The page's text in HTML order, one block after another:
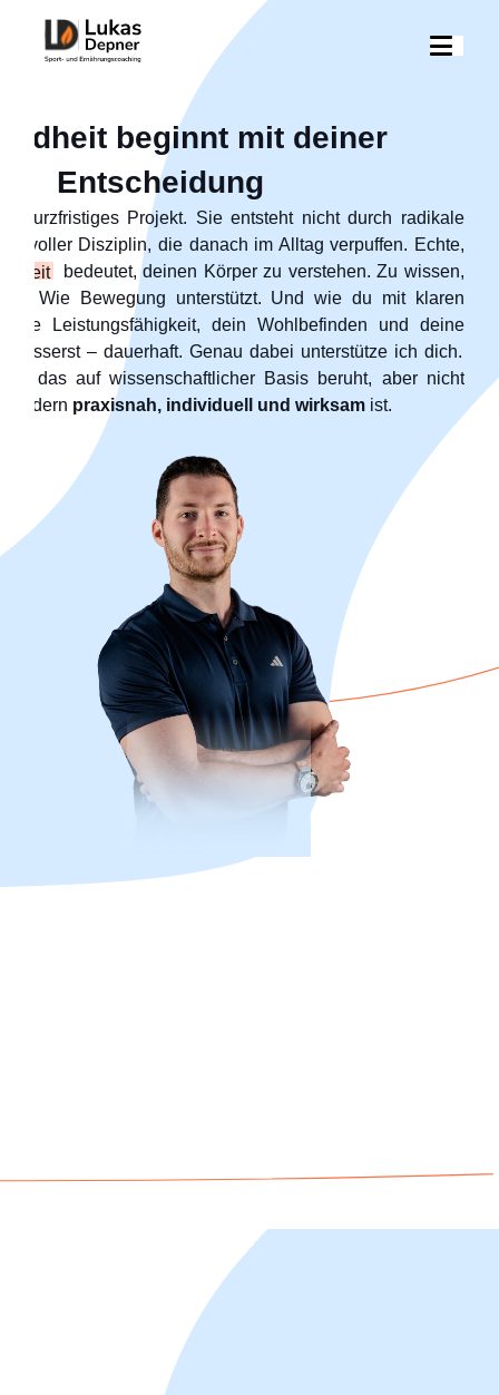
Lukas Depner Coaching
beginnt mit deiner
Entscheidung
kurzfristiges Projekt. Sie entsteht nicht durch radikale
voller Disziplin, die danach im Alltag verpuffen. Echte,
bedeutet, deinen Körper zu verstehen. Zu wissen,
Wie Bewegung unterstützt. Und wie du mit klaren
Leistungsfähigkeit, dein Wohlbefinden und deine
– dauerhaft. Genau dabei unterstütze ich dich.
das auf wissenschaftlicher Basis beruht, aber nicht
praxisnah, individuell und wirksam ist.